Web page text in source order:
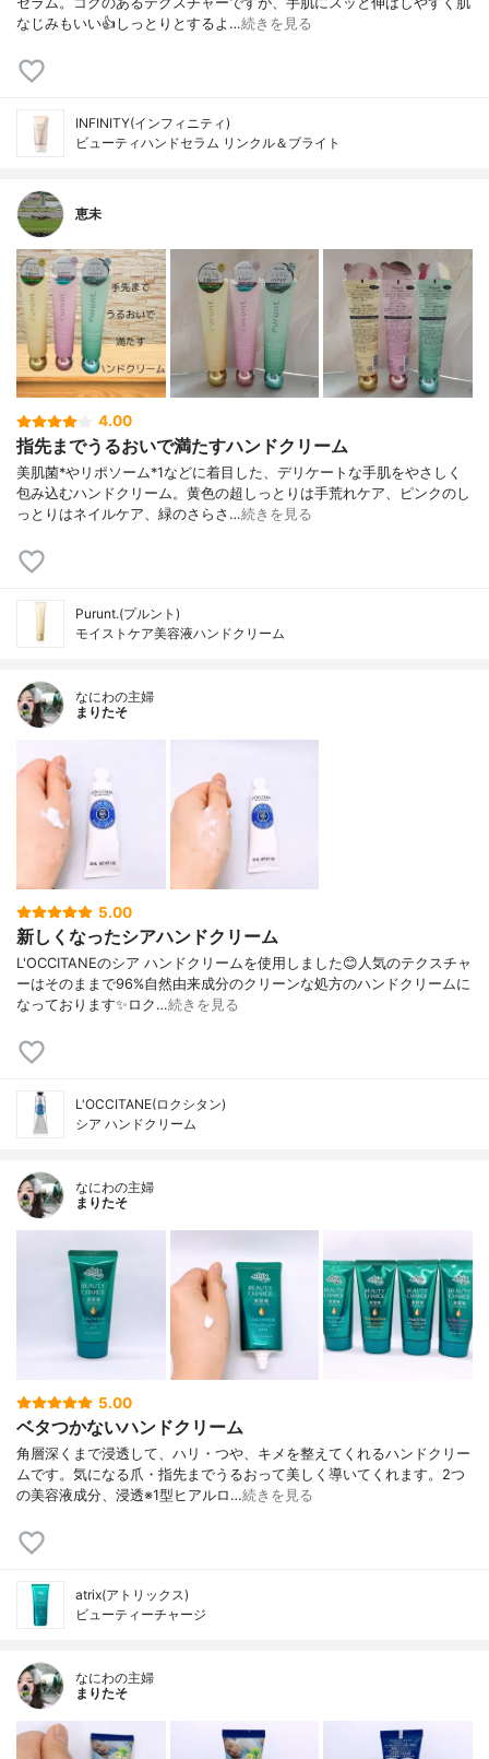
なじみもいい👍しっとりとするよ…続きを見る
INFINITY(インフィニティ)
ビューティハンドセラム リンクル＆ブライト
恵未
4.00
指先までうるおいで満たすハンドクリーム
美肌菌*やリポソーム*1などに着目した、デリケートな手肌をやさしく
包み込むハンドクリーム。黄色の超しっとりは手荒れケア、ピンクのし
っとりはネイルケア、緑のさらさ…続きを見る
Purunt.(プルント)
モイストケア美容液ハンドクリーム
なにわの主婦
まりたそ
5.00
新しくなったシアハンドクリーム
L'OCCITANEのシア ハンドクリームを使用しました😊人気のテクスチャ
ーはそのままで96%自然由来成分のクリーンな処方のハンドクリームに
なっております✨ロク…続きを見る
L'OCCITANE(ロクシタン)
シア ハンドクリーム
なにわの主婦
まりたそ
5.00
ベタつかないハンドクリーム
角層深くまで浸透して、ハリ・つや、キメを整えてくれるハンドクリー
ムです。気になる爪・指先までうるおって美しく導いてくれます。2つ
の美容液成分、浸透※1型ヒアルロ…続きを見る
atrix(アトリックス)
ビューティーチャージ
なにわの主婦
まりたそ